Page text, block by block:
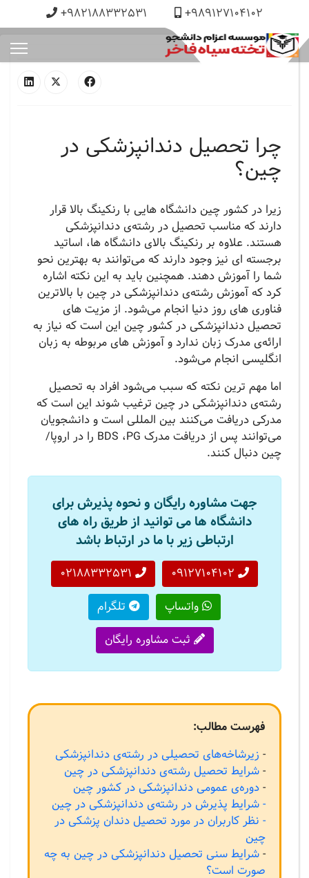
+982188332531 +989127104102
چرا تحصیل دندانپزشکی در
چین؟
زیرا در کشور چین دانشگاه هایی با رنکینگ بالا قرار
دارند که مناسب تحصیل در رشته‌ی دندانپزشکی
هستند. علاوه بر رنکینگ بالای دانشگاه ها، اساتید
برجسته ای نیز وجود دارند که می‌توانند به بهترین نحو
شما را آموزش دهند‌. همچنین باید به این نکته اشاره
کرد که آموزش رشته‌ی دندانپزشکی در چین با بالاترین
فناوری های روز دنیا انجام می‌شود. از مزیت های
تحصیل دندانپزشکی در کشور چین این است که نیاز به
ارائه‌ی مدرک زبان ندارد و آموزش های مربوطه‌ به زبان
انگلیسی انجام می‌شود.
اما مهم ترین نکته که سبب می‌شود افراد به تحصیل
رشته‌ی دندانپزشکی در چین ترغيب شوند این است که
مدرکی دریافت می‌کنند بین المللی است و دانشجویان
می‌توانند پس از دریافت مدرک BDS ،PG را در اروپا/
چین دنبال کنند.
جهت مشاوره رایگان و نحوه پذیرش برای
دانشگاه ها می توانید از طریق راه های
ارتباطی زیر با ما در ارتباط باشد
واتساپ
تلگرام
ثبت مشاوره رایگان
فهرست مطالب:
- زیرشاخه‌های تحصیلی در رشته‌ی دندانپزشکی
-شرایط تحصیل رشته‌ی دندانپزشکی در چین
-دوره‌ی عمومی دندانپزشکی در کشور چین
- شرایط پذیرش در رشته‌ی دندانپزشکی در چین
- نظر کاربران در مورد تحصیل دندان پزشکی در
چین
-شرایط سنی تحصیل دندانپزشکی در چین به چه
صورت است؟